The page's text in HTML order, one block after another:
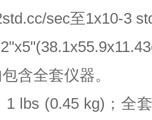
sec至1x10-3
含全套仪器。
lbs (0.45 kg)；全